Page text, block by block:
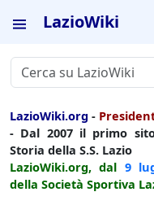
LazioWiki
LazioWiki.org -
- Dal 2007 il primo
Storia della S.S. Lazio
LazioWiki.org, dal 9
della Società Sportiva